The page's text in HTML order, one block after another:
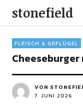
stonefield
FLEISCH & GEFLÜGEL
VON
7. JUNI 2026